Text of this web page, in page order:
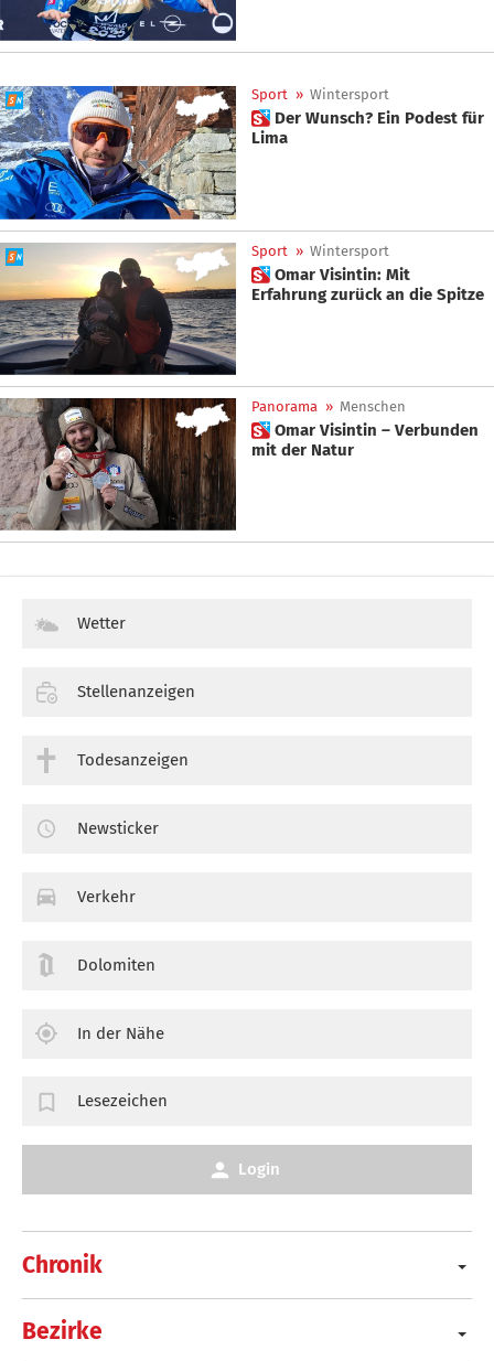
Sport » Wintersport
 Der Wunsch? Ein Podest für
Lima
Sport » Wintersport
 Omar Visintin: Mit
Erfahrung zurück an die Spitze
Panorama » Menschen
 Omar Visintin – Verbunden
mit der Natur
Chronik
Bezirke
Wetter
Stellenanzeigen
Todesanzeigen
Newsticker
Verkehr
Dolomiten
In der Nähe
Lesezeichen
Login